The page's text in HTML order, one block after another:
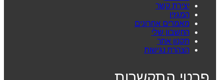
יצירת קשר
המגזין
מאמרים אחרונים
החשבון שלי
תקנון אתר
הצהרת נגישות